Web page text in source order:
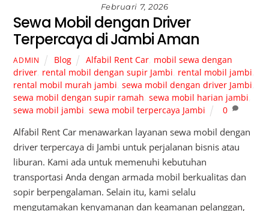
Februari 7, 2026
Sewa Mobil dengan Driver
Terpercaya di Jambi Aman
ADMIN Blog Alfabil Rent Car, mobil sewa dengan
driver rental mobil dengan supir Jambi rental mobil jambi
rental mobil murah jambi ,sewa mobil dengan driver Jambi
sewa mobil dengan supir ramah ,sewa mobil harian jambi
sewa mobil jambi ,sewa mobil terpercaya Jambi 0
Alfabil Rent Car menawarkan layanan sewa mobil dengan
driver terpercaya di Jambi untuk perjalanan bisnis atau
liburan. Kami ada untuk memenuhi kebutuhan
transportasi Anda dengan armada mobil berkualitas dan
sopir berpengalaman. Selain itu, kami selalu
mengutamakan kenyamanan dan keamanan pelanggan,